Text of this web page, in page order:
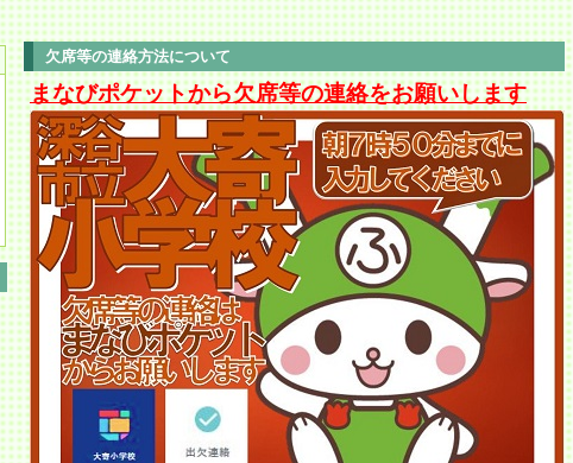
欠席等の連絡方法について
まなびポケットから欠席等の連絡をお願いします